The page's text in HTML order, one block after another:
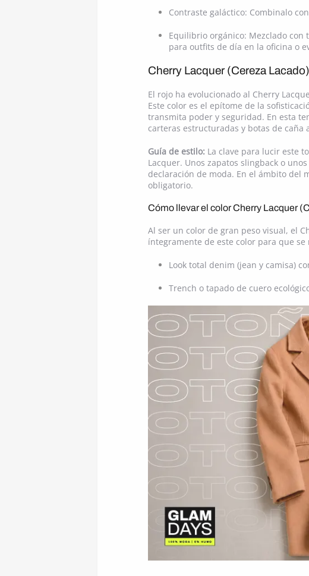
Contraste galáctico: Combinalo
Equilibrio orgánico: Mezclado con
para outfits de día en la oficina o
Cherry Lacquer (Cereza
El rojo ha evolucionado al Cherry
Este color es el epítome de la
transmita poder y seguridad. En esta
carteras estructuradas y botas de caña
Guía de estilo: La clave para lucir este
Lacquer. Unos zapatos slingback o
declaración de moda. En el ámbito del
obligatorio.
Cómo llevar el color Cherry Lacquer
Al ser un color de gran peso visual, el
íntegramente de este color para que se
Look total denim (jean y camisa)
Trench o tapado de cuero